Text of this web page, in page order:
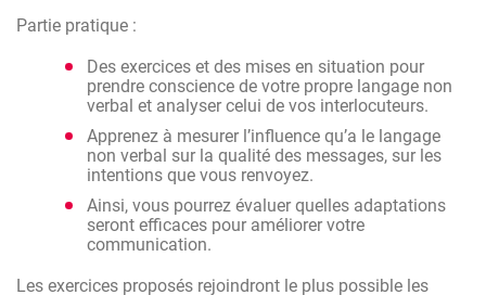
Partie pratique :
Des exercices et des mises en situation pour
prendre conscience de votre propre langage non
verbal et analyser celui de vos interlocuteurs.
Apprenez à mesurer l’influence qu’a le langage
non verbal sur la qualité des messages, sur les
intentions que vous renvoyez.
Ainsi, vous pourrez évaluer quelles adaptations
seront efficaces pour améliorer votre
communication.
Les exercices proposés rejoindront le plus possible les